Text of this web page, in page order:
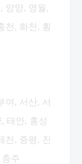
양양, 영월,
천, 화천, 횡
여, 서산, 서
태안, 홍성
천, 증평, 진
주